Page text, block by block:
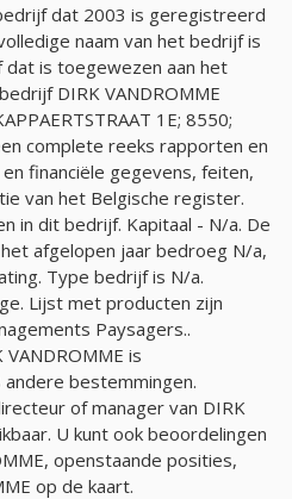
dat 2003 is geregistreerd
naam van het bedrijf is
dat is toegewezen aan het
DIRK VANDROMME
1E; 8550;
complete reeks rapporten en
financiële gegevens, feiten,
van het Belgische register.
in dit bedrijf. Kapitaal - N/a. De
afgelopen jaar bedroeg N/a,
Type bedrijf is N/a.
Lijst met producten zijn
Paysagers..
is
andere bestemmingen.
of manager van DIRK
U kunt ook beoordelingen
openstaande posities,
op de kaart.